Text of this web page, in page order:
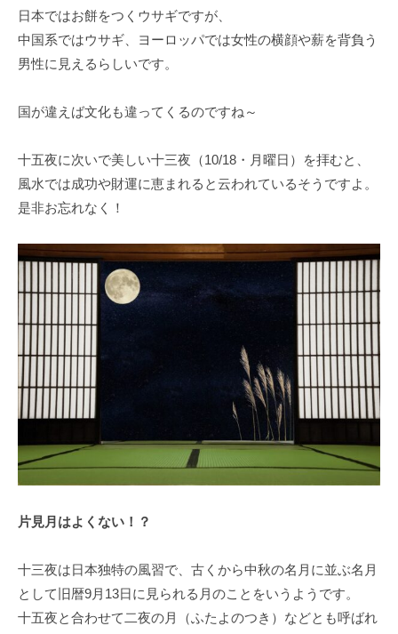
日本ではお餅をつくウサギですが、
中国系ではウサギ、ヨーロッパでは女性の横顔や薪を背負う
男性に見えるらしいです。
国が違えば文化も違ってくるのですね～
十五夜に次いで美しい十三夜（10/18・月曜日）を拝むと、
風水では成功や財運に恵まれると云われているそうですよ。
是非お忘れなく！
片見月はよくない！？
十三夜は日本独特の風習で、古くから中秋の名月に並ぶ名月
として旧暦9月13日に見られる月のことをいうようです。
十五夜と合わせて二夜の月（ふたよのつき）などとも呼ばれ